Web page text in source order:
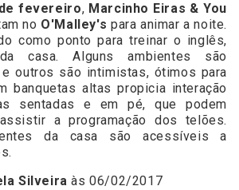
fevereiro, Marcinho Eiras & You
no O'Malley's para animar a noite.
como ponto para treinar o inglês,
casa. Alguns ambientes são
outros são intimistas, ótimos para
banquetas altas propicia interação
sentadas e em pé, que podem
a programação dos telões.
da casa são acessíveis a
Silveira às 06/02/2017